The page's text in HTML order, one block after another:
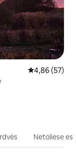
Vidutinis
4,86 (57)
Netoliese